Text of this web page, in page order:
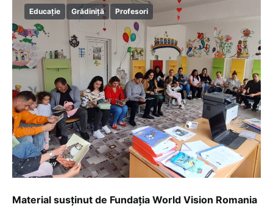
Educație Grădiniță Profesori
Material susținut de Fundația World Vision Romania